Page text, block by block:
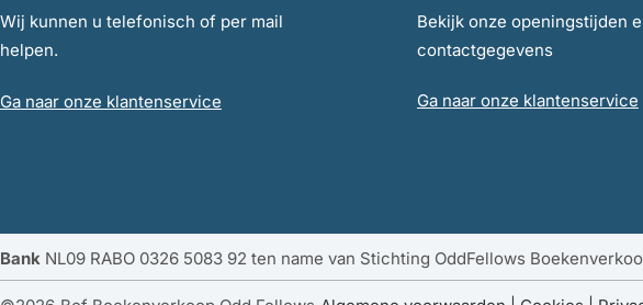
Wij kunnen u telefonisch of per mail
helpen.
Ga naar onze klantenservice
Bekijk onze openingstijden
contactgegevens
Ga naar onze klantenservice
Bank NL09 RABO 0326 5083 92 ten name van Stichting OddFellows